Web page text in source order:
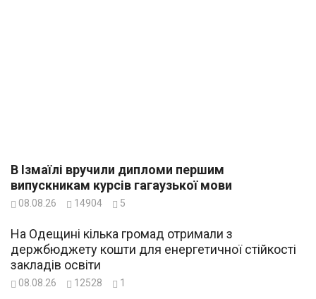
В Ізмаїлі вручили дипломи першим
випускникам курсів гагаузької мови
08.08.26 14904 5
На Одещині кілька громад отримали з
держбюджету кошти для енергетичної стійкості
закладів освіти
08.08.26 12528 1